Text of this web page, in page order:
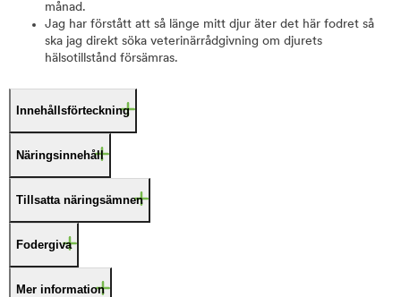
månad.
Jag har förstått att så länge mitt djur äter det här fodret så
ska jag direkt söka veterinärrådgivning om djurets
hälsotillstånd försämras.
Innehållsförteckning
Näringsinnehåll
Tillsatta näringsämnen
Fodergiva
Mer information